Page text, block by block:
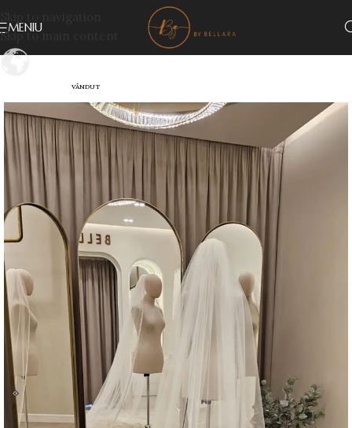
Skip to main content
MENIU
VÂNDUT